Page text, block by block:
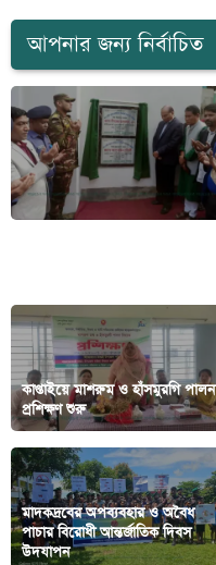
আপনার জন্য নির্বাচিত
কাপ্তাইয়ে মাশরুম ও হাঁসমুরগি পালন
প্রশিক্ষণ শুরু
মাদকদ্রবের অপব্যবহার ও অবৈধ
পাচার বিরোধী আন্তর্জাতিক দিবস
উদযাপন